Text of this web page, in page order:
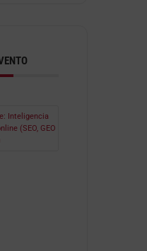
Inteligencia
(SEO, GEO